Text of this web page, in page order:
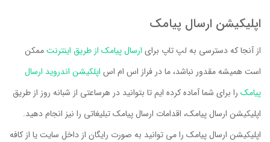
اپلیکیشن ارسال پیامک
از آنجا که دسترسی به لپ تاپ برای ارسال پیامک از طریق اینترنتممکن
است همیشه مقدور نباشد، ما در فراز اس ام اس اپلکیشن اندروید ارسال
پیامک را برای شما آماده کرده ایم تا بتوانید در هرساعتی از شبانه روز از طریق
اپلیکیشن ارسال پیامک، اقدامات ارسال پیامک تبلیغاتی را نیز انجام دهید.
اپلیکیشن ارسال پیامک را می توانید به صورت رایگان از داخل سایت یا از کافه